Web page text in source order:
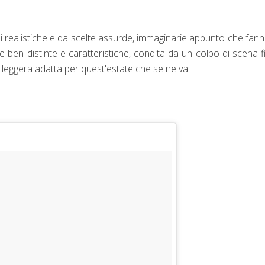
e da scelte assurde, immaginarie appunto che
ben distinte e caratteristiche, condita da un colpo di scena
adatta per quest'estate che se ne va.